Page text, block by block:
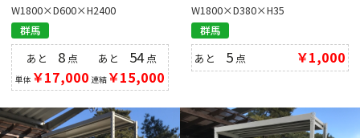
W1800×D600×H2400
群馬
あと 8 点
単体 ￥17,000
あと 54点
連結￥15,000
W1800×D380×H35
群馬
あと 5 点 ￥1,000